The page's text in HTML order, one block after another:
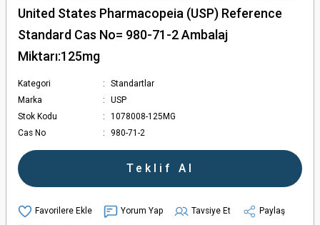
United States Pharmacopeia (USP) Reference
Standard Cas No= 980-71-2 Ambalaj
Miktarı:125mg
Kategori
Standartlar
Marka
USP
Stok Kodu
1078008-125MG
Cas No
980-71-2
Teklif Al
Yorum Yap Tavsiye Et
Paylaş